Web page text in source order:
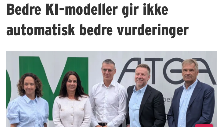
Bedre KI-modeller gir ikke
automatisk bedre vurderinger